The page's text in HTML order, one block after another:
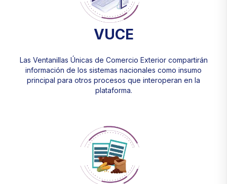
VUCE
Las Ventanillas Únicas de Comercio Exterior compartirán
información de los sistemas nacionales como insumo
principal para otros procesos que interoperan en la
plataforma.